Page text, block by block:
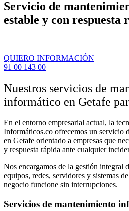
Servicio de
estable y con respuesta
QUIERO INFORMACIÓN
91 00 143 00
Nuestros servicios de
informático en Getafe
En el entorno empresarial actual, la
Informáticos.co ofrecemos un servicio
en Getafe orientado a empresas que
y respuesta rápida ante cualquier
Nos encargamos de la gestión integral
equipos, redes, servidores y sistemas
negocio funcione sin interrupciones.
Servicios de mantenimiento